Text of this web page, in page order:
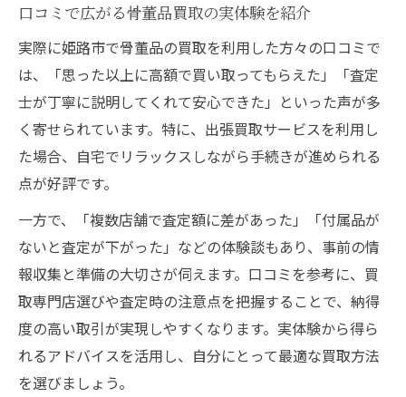
口コミで広がる骨董品買取の実体験を紹介
実際に姫路市で骨董品の買取を利用した方々の口コミで
は、「思った以上に高額で買い取ってもらえた」「査定
士が丁寧に説明してくれて安心できた」といった声が多
く寄せられています。特に、出張買取サービスを利用し
た場合、自宅でリラックスしながら手続きが進められる
点が好評です。
一方で、「複数店舗で査定額に差があった」「付属品が
ないと査定が下がった」などの体験談もあり、事前の情
報収集と準備の大切さが伺えます。口コミを参考に、買
取専門店選びや査定時の注意点を把握することで、納得
度の高い取引が実現しやすくなります。実体験から得ら
れるアドバイスを活用し、自分にとって最適な買取方法
を選びましょう。